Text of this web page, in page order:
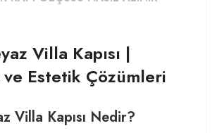
Villa Kapısı |
Estetik Çözümleri
Villa Kapısı Nedir?